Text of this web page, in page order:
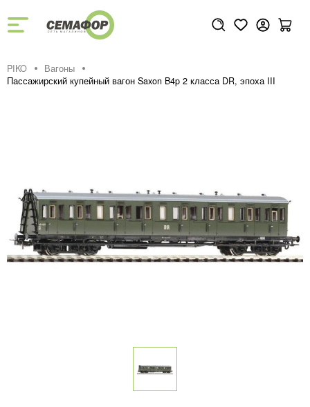
PIKO
Вагоны
Пассажирский купейный вагон Saxon B4p 2 класса DR, эпоха III